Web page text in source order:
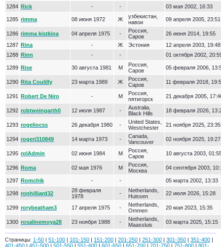
1284 Rick - - 03 мая 2002, 16:33
1285 rimma 08 июня 1972 Ж
узбекистан,
навои
09 апреля 2005, 23:51
1286 rimma kistkina 04 апреля 1975 -
Россия,
Саров
26 июня 2014, 19:55
1287 Rina - Ж Эстония
12 апреля 2003, 19:48
1288 Rinn - - 01 октября 2002,
1289 Rise 30 августа 1981 М
Россия,
Саров
05 февраля 2006,
1290 Rita Coulilly 23 марта 1989 Ж
Россия,
Саров
11 февраля 2018,
1291 Robert De Niro - М
Россия,
пятигорск
21 декабря 2005,
1292 robtweingarth0 12 июля 1987 -
Australia,
Black Hills
18 февраля 2026,
1293 rogeliocss 26 декабря 1980 -
United States,
Westchester
21 ноября 2025, 23:35
1294 rogerj310849 14 марта 1973 -
Canada,
Vancouver
02 ноября 2025, 19:27
1295 rolAdmin 02 июня 1984 М
Россия,
Саров
10 августа 2003,
1296 Roma 02 мая 1976 М
Россия,
Москва
04 сентября 2003,
1297 Romchik - - 05 марта 2002, 13:33
1298 ronhilliard32
28 февраля
1978
-
Netherlands,
Huissen
22 июля 2026, 15:28
1299 rorybeatham3 17 апреля 1975 -
Netherlands,
Ommen
20 мая 2023, 15:35
1300 rosalinemoya28 23 ноября 1988 -
Netherlands,
Maassluis
03 марта 2025, 15:15
Страницы: 1-50 | 51-100 | 101-150 | 151-200 | 201-250 | 251-300 | 301-350 | 351-400 |
401-450 | 451-500 | 501-550 | 551-600 | 601-650 | 651-700 | 701-750 | 751-800 | 801-